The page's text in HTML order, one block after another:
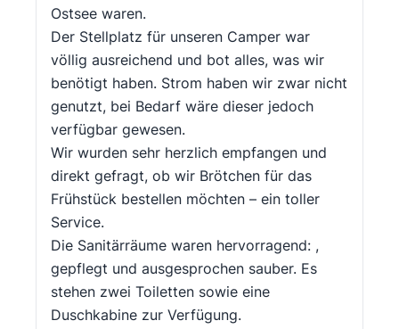
Ostsee waren.
Der Stellplatz für unseren Camper war
völlig ausreichend und bot alles, was wir
benötigt haben. Strom haben wir zwar nicht
genutzt, bei Bedarf wäre dieser jedoch
verfügbar gewesen.
Wir wurden sehr herzlich empfangen und
direkt gefragt, ob wir Brötchen für das
Frühstück bestellen möchten – ein toller
Service.
Die Sanitärräume waren hervorragend: ,
gepflegt und ausgesprochen sauber. Es
stehen zwei Toiletten sowie eine
Duschkabine zur Verfügung.